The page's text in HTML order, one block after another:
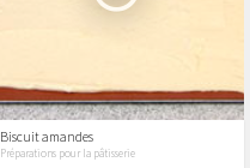
Biscuit amandes
Préparations pour la pâtisserie